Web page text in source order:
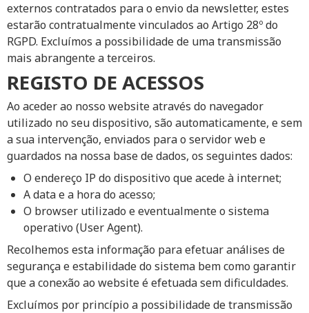
externos contratados para o envio da newsletter, estes
estarão contratualmente vinculados ao Artigo 28º do
RGPD. Excluímos a possibilidade de uma transmissão
mais abrangente a terceiros.
REGISTO DE ACESSOS
Ao aceder ao nosso website através do navegador
utilizado no seu dispositivo, são automaticamente, e sem
a sua intervenção, enviados para o servidor web e
guardados na nossa base de dados, os seguintes dados:
O endereço IP do dispositivo que acede à internet;
A data e a hora do acesso;
O browser utilizado e eventualmente o sistema
operativo (User Agent).
Recolhemos esta informação para efetuar análises de
segurança e estabilidade do sistema bem como garantir
que a conexão ao website é efetuada sem dificuldades.
Excluímos por princípio a possibilidade de transmissão